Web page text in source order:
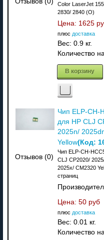
Color LaserJet
2830/ 2840 (О)
Цена: 1625
плюс доставка
Вес: 0.9 кг.
Количество
В корзину
Отзывов (0)
Чип ELP-CH-
для HP CLJ
2025n/
Yellow(Код:
Чип ELP-CH-
CLJ CP2020/
2025x/ CM2320
страниц
Цена: 50 руб
плюс доставка
Вес: 0.01 кг.
Количество